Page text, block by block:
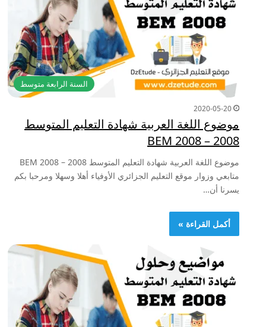
السنة الرابعة متوسط
2020-05-20
موضوع اللغة العربية شهادة التعليم المتوسط
2008 – BEM 2008
موضوع اللغة العربية شهادة التعليم المتوسط 2008 – BEM 2008
متابعي وزوار موقع التعليم الجزائري الأوفياء أهلا وسهلا ومرحبا بكم
يسرنا أن…
أكمل القراءة »